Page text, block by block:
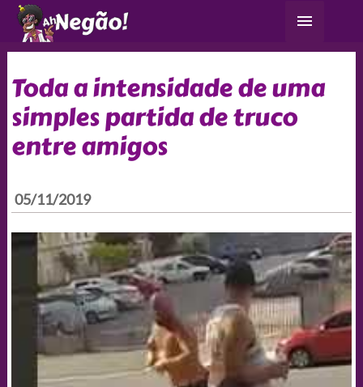
para
Menu
Toda a intensidade de uma
simples partida de truco
entre amigos
05/11/2019